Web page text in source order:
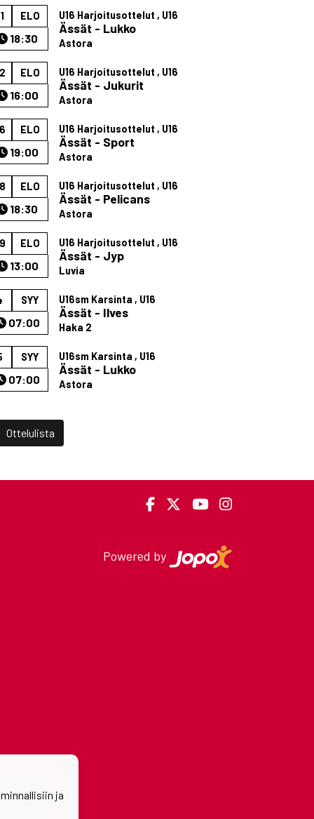
ELO
18:30
U16 Harjoitusottelut , U16
Ässät - Lukko
Astora
ELO
16:00
U16 Harjoitusottelut , U16
Ässät - Jukurit
Astora
ELO
19:00
U16 Harjoitusottelut , U16
Ässät - Sport
Astora
ELO
18:30
U16 Harjoitusottelut , U16
Ässät - Pelicans
Astora
ELO
13:00
U16 Harjoitusottelut , U16
Ässät - Jyp
Luvia
SYY
07:00
U16sm Karsinta , U16
Ässät - Ilves
Haka 2
SYY
07:00
U16sm Karsinta , U16
Ässät - Lukko
Astora
Ottelulista
Powered by
ja